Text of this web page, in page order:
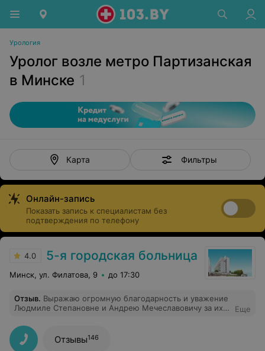
Урология
Уролог возле метро Партизанская
в Минске 1
Карта Фильтры
Онлайн-запись
Показать запись к специалистам без
подтверждения по телефону
4.0 5-я городская больница
Минск, ул. Филатова, 9 до 17:30
Отзыв. Выражаю огромную благодарность и уважение
Людмиле Степановне и Андрею Мечеславовичу за их
такие врачи, которые помагают вернуться к
полноценной жизни и почувствовать себя вновь
здоровым!!!!
Еще
Отзывы146